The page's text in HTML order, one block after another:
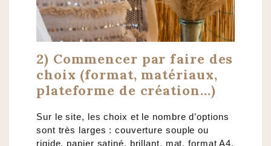
2) Commencer par faire des
choix (format, matériaux,
plateforme de création…)
Sur le site, les choix et le nombre d’options
sont très larges : couverture souple ou
rigide, papier satiné, brillant, mat, format A4,